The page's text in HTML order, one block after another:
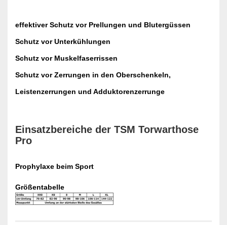
effektiver Schutz vor Prellungen und Blutergüssen
Schutz vor Unterkühlungen
Schutz vor Muskelfaserrissen
Schutz vor Zerrungen in den Oberschenkeln,
Leistenzerrungen und Adduktorenzerrunge
Einsatzbereiche der TSM Torwarthose
Pro
Prophylaxe beim Sport
Größentabelle